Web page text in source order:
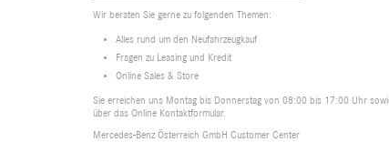
Wir beraten Sie gerne zu folgenden Themen:
Alles rund um den Neufahrzeugkauf
Fragen zu Leasing und Kredit
Online Sales & Store
Sie erreichen uns Montag bis Donnerstag von 08:00 bis 17:00 Uhr
über das Online Kontaktformular.
Mercedes-Benz Österreich GmbH Customer Center